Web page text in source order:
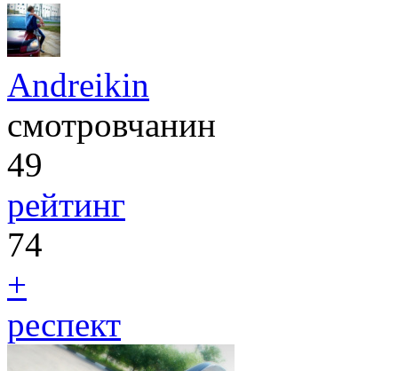
Andreikin
смотровчанин
49
рейтинг
74
+
респект